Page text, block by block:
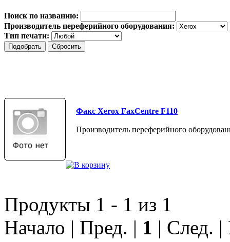
Поиск по названию:
Производитель переферийного оборудования:
Тип печати:
Факс Xerox FaxCentre F110
Производитель переферийного
Продукты 1 - 1 из 1
Начало | Пред. | 1 | След.